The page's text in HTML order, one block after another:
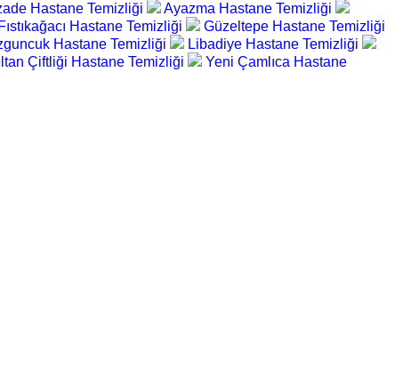
Hastane Temizliği
Ayazma Hastane Temizliği
Fıstıkağacı Hastane Temizliği
Güzeltepe Hastane Temizliği
Hastane Temizliği
Libadiye Hastane Temizliği
Çiftliği Hastane Temizliği
Yeni Çamlıca Hastane